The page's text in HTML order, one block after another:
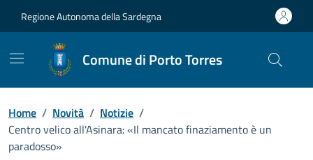
Regione Autonoma della Sardegna
Comune di Porto Torres
Home / Novità / Notizie /
Centro velico all'Asinara: «Il mancato finaziamento è un
paradosso»